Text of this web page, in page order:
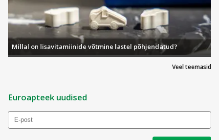
Veel teemasid
Millal on lisavitamiinide võtmine lastel põhjendatud?
Euroapteek uudised